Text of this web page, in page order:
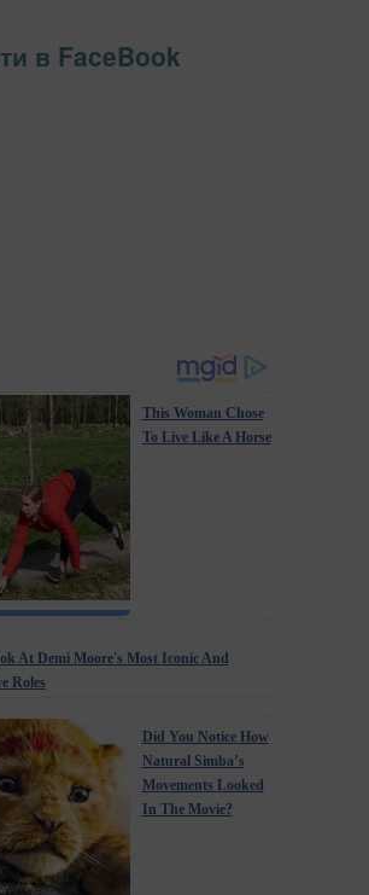
в FaceBook
This Woman Chose
To Live Like A Horse
At Demi Moore's Most Iconic And
Roles
Did You Notice How
Natural Simba’s
Movements Looked
In The Movie?